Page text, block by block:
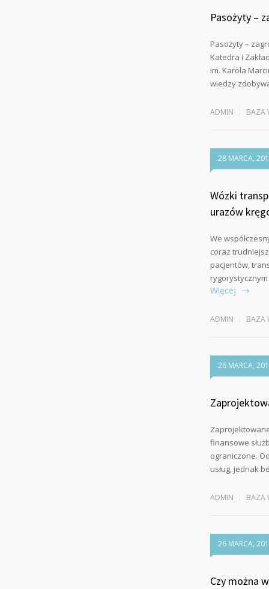
Pasożyty –
Pasożyty –
Katedra i
im. Karola
wiedzy
ADMIN BAZA
28 MARCA,
Wózki
urazów
We
coraz
pacjentów,
Więcej
ADMIN BAZA
26 MARCA,
finansowe
ograniczone.
usług, jednak
ADMIN BAZA
26 MARCA,
Czy można